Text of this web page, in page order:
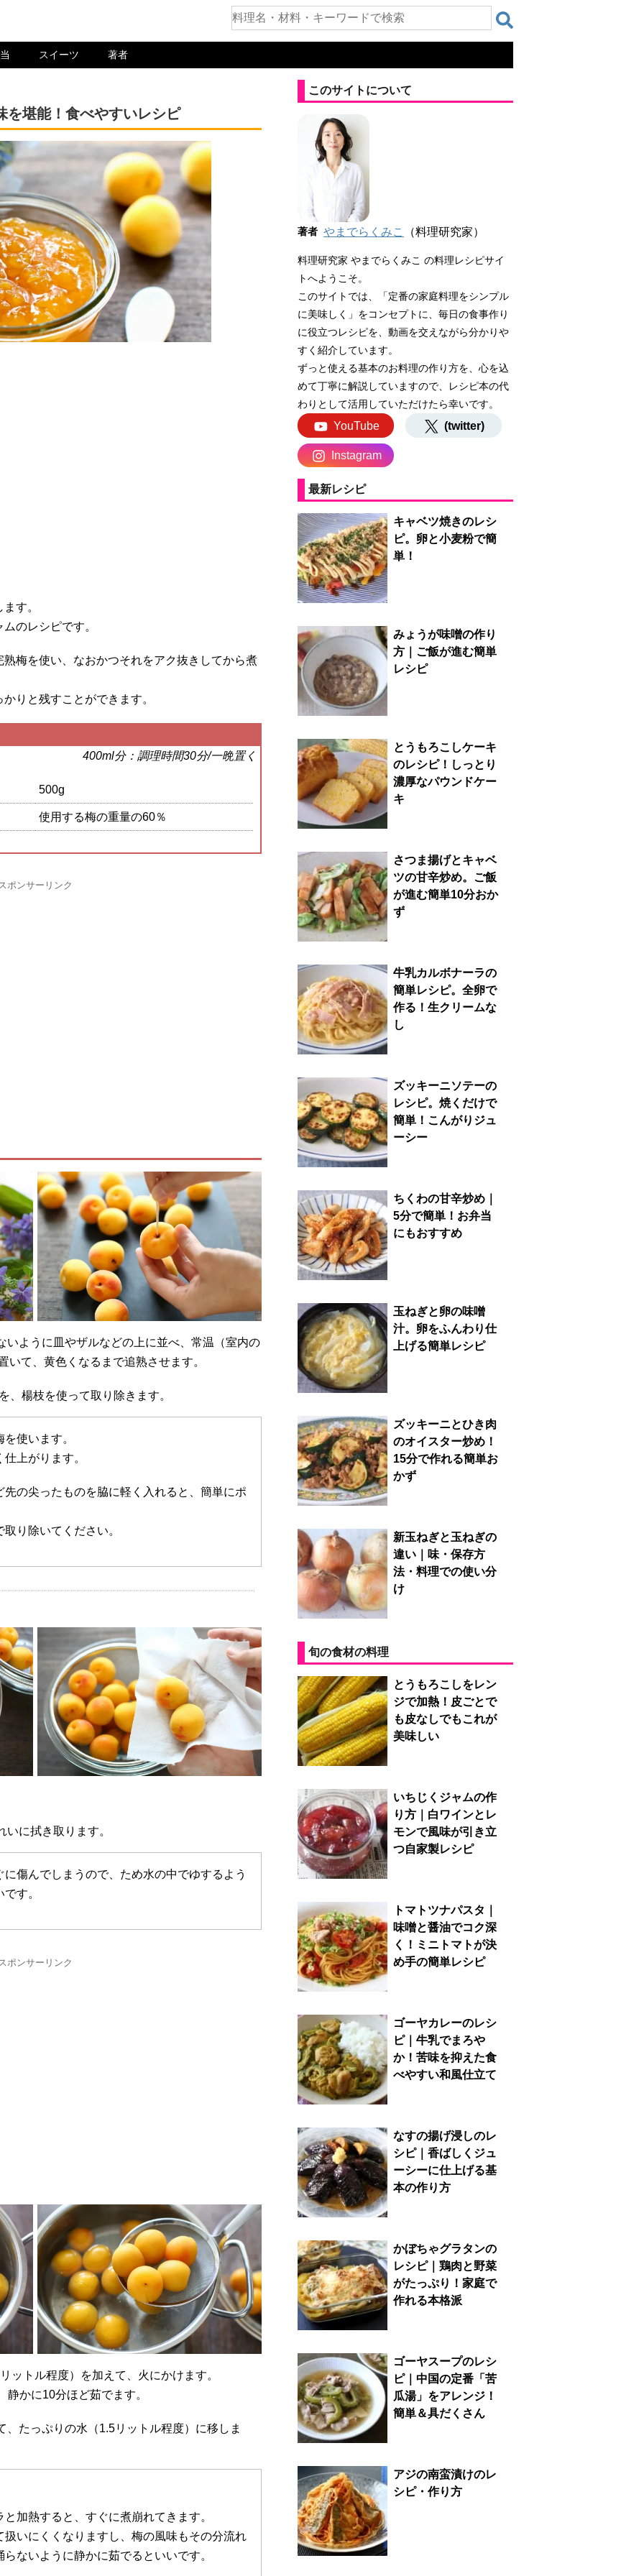
スイーツ 著者
を堪能！食べやすいレシピ
す。
のレシピです。
梅を使い、なおかつそれをアク抜きしてから煮
りと残すことができます。
400ml分：調理時間30分/一晩置く
500g
使用する梅の重量の60％
ポンサーリンク
て、黄色くなるまで追熟させます。
、楊枝を使って取り除きます。
使います。
上がります。
の尖ったものを脇に軽く入れると、簡単にポ
り除いてください。
いに拭き取ります。
傷んでしまうので、ため水の中でゆするよう
す。
ポンサーリンク
ットル程度）を加えて、火にかけます。
かに10分ほど茹でます。
加熱すると、すぐに煮崩れてきます。
いにくくなりますし、梅の風味もその分流れ
ないように静かに茹でるといいです。
このサイトについて
著者 やまでらくみこ （料理研究家）
料理研究家 やまでらくみこ の料理レシピサイ
トへようこそ。
このサイトでは、「定番の家庭料理をシンプル
に美味しく」をコンセプトに、毎日の食事作り
に役立つレシピを、動画を交えながら分かりや
すく紹介しています。
ずっと使える基本のお料理の作り方を、心を込
めて丁寧に解説していますので、レシピ本の代
わりとして活用していただけたら幸いです。
YouTube (twitter)
Instagram
最新レシピ
キャベツ焼きのレシ
ピ。卵と小麦粉で簡
単！
みょうが味噌の作り
方｜ご飯が進む簡単
レシピ
とうもろこしケーキ
のレシピ！しっとり
濃厚なパウンドケー
キ
さつま揚げとキャベ
ツの甘辛炒め。ご飯
が進む簡単10分おか
ず
牛乳カルボナーラの
簡単レシピ。全卵で
作る！生クリームな
し
ズッキーニソテーの
レシピ。焼くだけで
簡単！こんがりジュ
ーシー
ちくわの甘辛炒め｜
5分で簡単！お弁当
にもおすすめ
玉ねぎと卵の味噌
汁。卵をふんわり仕
上げる簡単レシピ
ズッキーニとひき肉
のオイスター炒め！
15分で作れる簡単お
かず
新玉ねぎと玉ねぎの
違い｜味・保存方
法・料理での使い分
け
旬の食材の料理
とうもろこしをレン
ジで加熱！皮ごとで
も皮なしでもこれが
美味しい
いちじくジャムの作
り方｜白ワインとレ
モンで風味が引き立
つ自家製レシピ
トマトツナパスタ｜
味噌と醤油でコク深
く！ミニトマトが決
め手の簡単レシピ
ゴーヤカレーのレシ
ピ｜牛乳でまろや
か！苦味を抑えた食
べやすい和風仕立て
なすの揚げ浸しのレ
シピ｜香ばしくジュ
ーシーに仕上げる基
本の作り方
かぼちゃグラタンの
レシピ｜鶏肉と野菜
がたっぷり！家庭で
作れる本格派
ゴーヤスープのレシ
ピ｜中国の定番「苦
瓜湯」をアレンジ！
簡単＆具だくさん
アジの南蛮漬けのレ
シピ・作り方